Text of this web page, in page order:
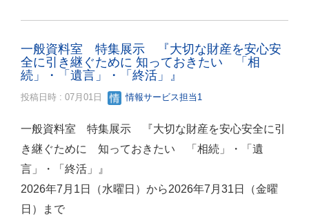
一般資料室 特集展示 『大切な財産を安心安
全に引き継ぐために 知っておきたい 「相
続」・「遺言」・「終活」』
投稿日時 : 07月01日 情報サービス担当1
一般資料室 特集展示 『大切な財産を安心安全に引
き継ぐために 知っておきたい 「相続」・「遺
言」・「終活」』
2026年7月1日（水曜日）から2026年7月31日（金曜
日）まで